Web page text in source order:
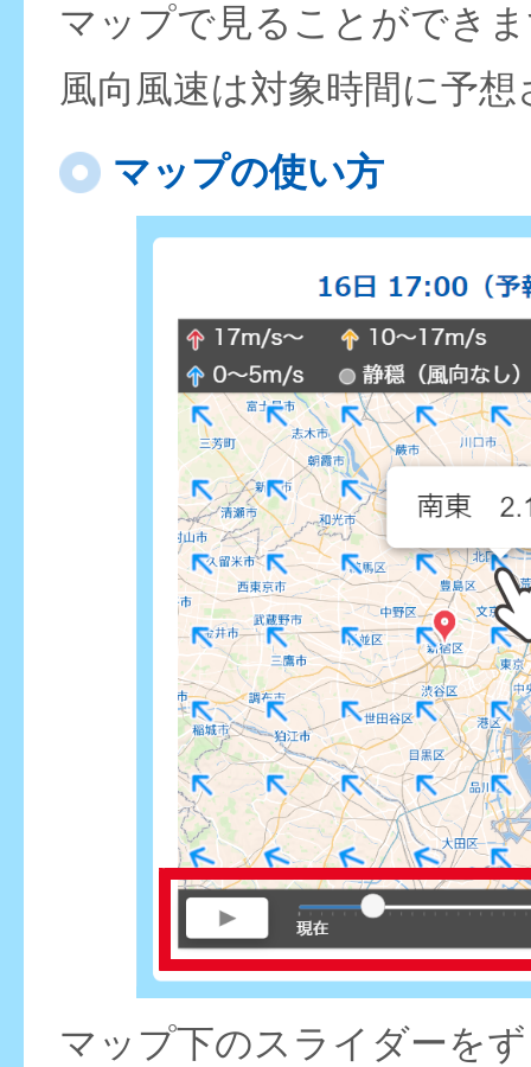
マップで見ることができ
風向風速は対象時間に予
マップの使い方
マップ下のスライダーを